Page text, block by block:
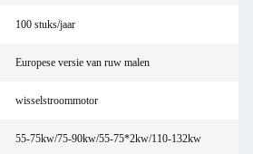
100 stuks/jaar
Europese versie van ruw malen
wisselstroommotor
55-75kw/75-90kw/55-75*2kw/110-132kw